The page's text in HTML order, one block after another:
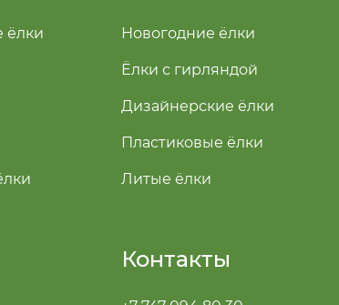
Контакты
ёлки Новогодние ёлки
Ёлки с гирляндой
Дизайнерские ёлки
Пластиковые ёлки
Литые ёлки